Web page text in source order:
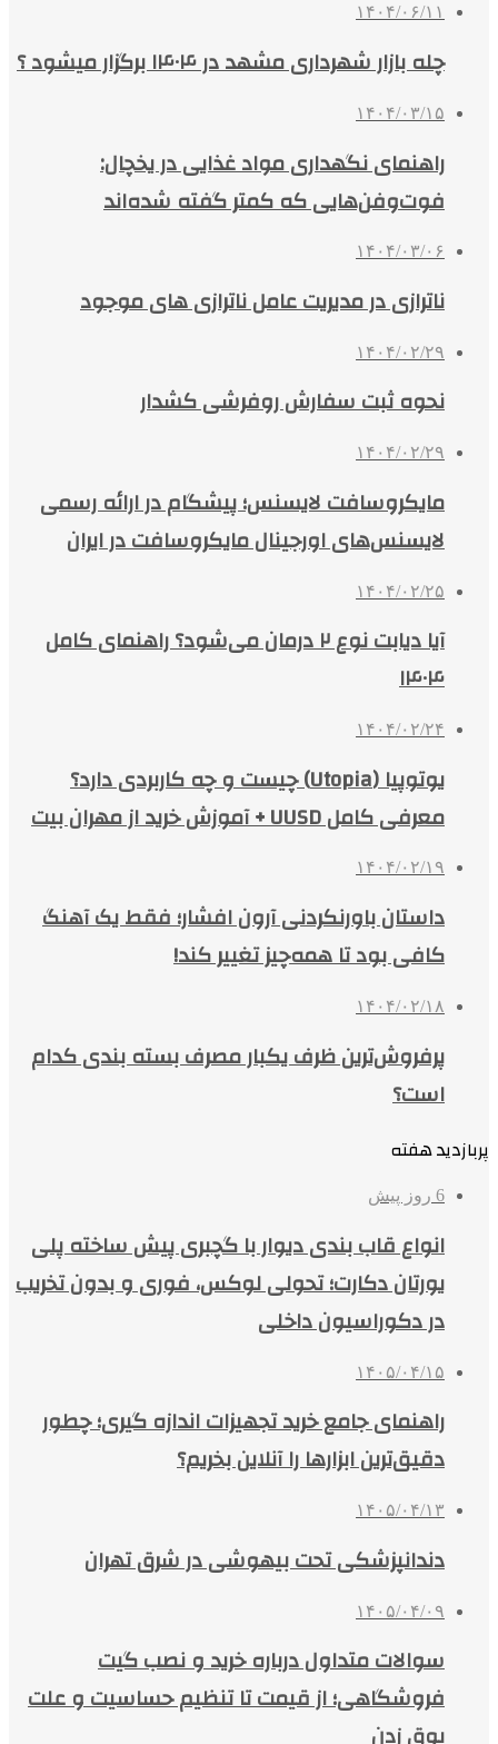
۱۴۰۴/۰۶/۱۱
چله بازار شهرداری مشهد در ۱۴۰۴ برگزار میشود ؟
۱۴۰۴/۰۳/۱۵
راهنمای نگهداری مواد غذایی در یخچال:
فوت‌وفن‌هایی که کمتر گفته شده‌اند
۱۴۰۴/۰۳/۰۶
ناترازی در مدیریت عامل ناترازی های موجود
۱۴۰۴/۰۲/۲۹
نحوه ثبت سفارش روفرشی کشدار
۱۴۰۴/۰۲/۲۹
مایکروسافت لایسنس؛ پیشگام در ارائه رسمی
لایسنس‌های اورجینال مایکروسافت در ایران
۱۴۰۴/۰۲/۲۵
آیا دیابت نوع ۲ درمان می‌شود؟ راهنمای کامل
۱۴۰۴
۱۴۰۴/۰۲/۲۴
یوتوپیا (Utopia) چیست و چه کاربردی دارد؟
معرفی کامل UUSD + آموزش خرید از مهران بیت
۱۴۰۴/۰۲/۱۹
داستان باورنکردنی آرون افشار؛ فقط یک آهنگ
کافی بود تا همه‌چیز تغییر کند!
۱۴۰۴/۰۲/۱۸
پرفروش‌ترین ظرف یکبار مصرف بسته بندی کدام
است؟
پربازدید هفته
6 روز پیش
انواع قاب بندی دیوار با گچبری پیش ساخته پلی
یورتان دکارت؛ تحولی لوکس، فوری و بدون تخریب
در دکوراسیون داخلی
۱۴۰۵/۰۴/۱۵
راهنمای جامع خرید تجهیزات اندازه گیری؛ چطور
دقیق‌ترین ابزارها را آنلاین بخریم؟
۱۴۰۵/۰۴/۱۳
دندانپزشکی تحت بیهوشی در شرق تهران
۱۴۰۵/۰۴/۰۹
سوالات متداول درباره خرید و نصب گیت
فروشگاهی؛ از قیمت تا تنظیم حساسیت و علت